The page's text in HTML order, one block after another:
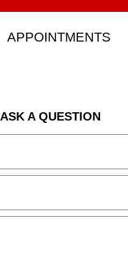
APPOINTMENTS
ASK A QUESTION